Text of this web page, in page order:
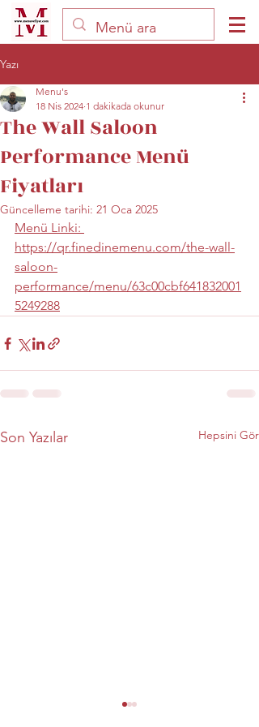
Yazı
The Wall Saloon
Performance Menü
Fiyatları
Menu's
18 Nis 2024 1 dakikada okunur
Güncelleme tarihi: 21 Oca 2025
Menü Linki:
https://qr.finedinemenu.com/the-wall-
saloon-
performance/menu/63c00cbf641832001
5249288
Son Yazılar Hepsini Gör